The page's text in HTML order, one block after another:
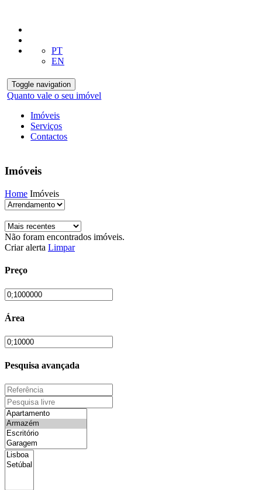
PT
EN
Toggle navigation
Quanto vale o seu imóvel
Imóveis
Serviços
Contactos
Imóveis
Home Imóveis
Não foram encontrados imóveis.
Criar alerta Limpar
Preço
Área
Pesquisa avançada